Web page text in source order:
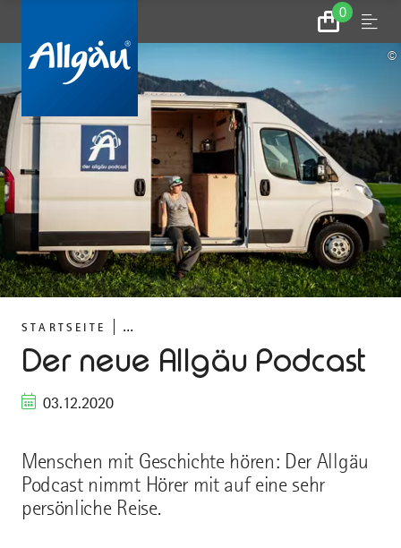
0
Zum
Warenkorb
Menu
STARTSEITE ...
Der neue Allgäu Podcast
03.12.2020
©
Menschen mit Geschichte hören: Der Allgäu
Podcast nimmt Hörer mit auf eine sehr
persönliche Reise.